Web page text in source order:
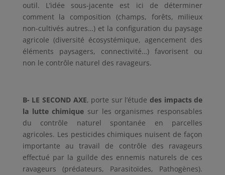
outil. L’idée sous-jacente est ici de déterminer
comment la composition (champs, forêts, milieux
non-cultivés autres…) et la configuration du paysage
agricole (diversité écosystémique, agencement des
éléments paysagers, connectivité…) favorisent ou
non le contrôle naturel des ravageurs.
B- LE SECOND AXE, porte sur l’étude des impacts de
la lutte chimique sur les organismes responsables
du contrôle naturel spontanée en parcelles
agricoles. Les pesticides chimiques nuisent de façon
importante au travail de contrôle des ravageurs
effectué par la guilde des ennemis naturels de ces
ravageurs (prédateurs, Parasitoïdes, Pathogènes).